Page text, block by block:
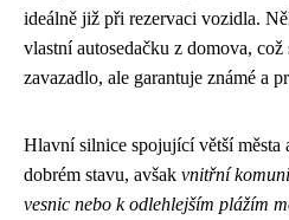
ideálně již při rezervaci vozidla.
vlastní autosedačku z domova, což
zavazadlo, ale garantuje známé a
Hlavní silnice spojující větší města
dobrém stavu, avšak vnitřní
vesnic nebo k odlehlejším plážím